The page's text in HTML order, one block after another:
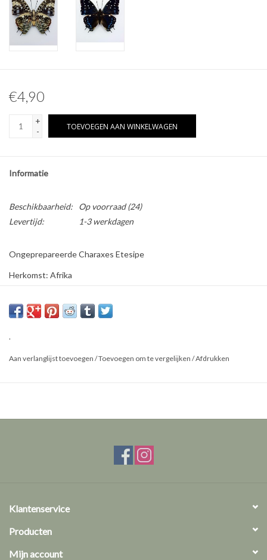
Hoorns & Geweien
€4,90
+
-
TOEVOEGEN AAN WINKELWAGEN
Informatie
Beschikbaarheid: Op voorraad(24)
Levertijd:
1-3 werkdagen
Ongeprepareerde Charaxes Etesipe
Herkomst: Afrika
Maat: M
.
Aan verlanglijst toevoegen /Toevoegen om te vergelijken /Afdrukken
Klantenservice
Producten
Mijn account